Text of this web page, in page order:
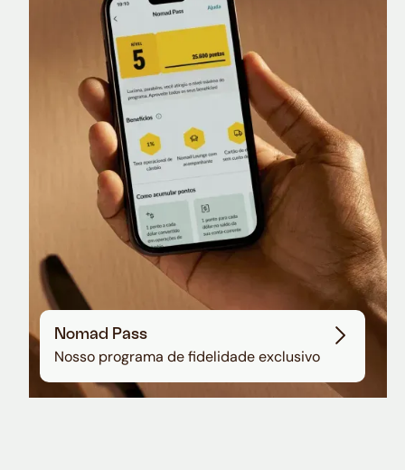
Nomad Lounge
Sala VIP no Aeroporto de Guarulhos
Nomad Pass
Nosso programa de fidelidade exclusivo